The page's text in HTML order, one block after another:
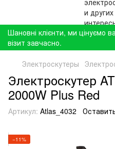
Шановні клієнти, ми цінуємо
візит завчасно.
Электроскутеры
Электроскутер
2000W Plus Red
Артикул: Atlas_4032
−11%